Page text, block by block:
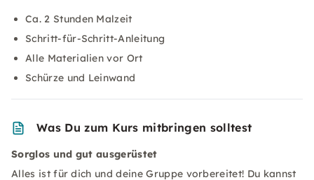
Ca. 2 Stunden Malzeit
Schritt-für-Schritt-Anleitung
Alle Materialien vor Ort
Schürze und Leinwand
Was Du zum Kurs mitbringen solltest
Sorglos und gut ausgerüstet
Alles ist für dich und deine Gruppe vorbereitet! Du kannst